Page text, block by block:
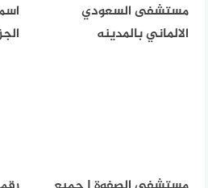
مستشفى السعودي
الالماني بالمدينه